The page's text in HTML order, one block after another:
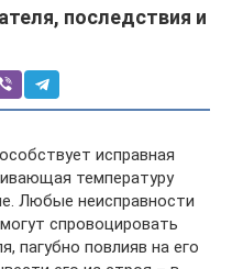
последствия и
исправная
температуру
Любые неисправности
спровоцировать
пагубно повлияв на его